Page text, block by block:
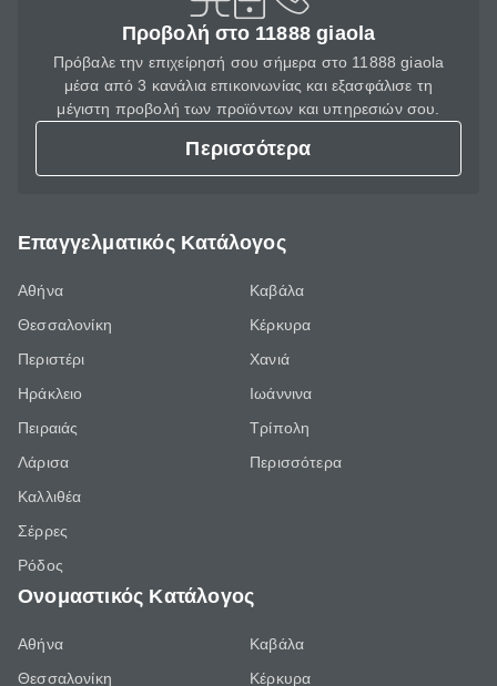
Προβολή στο 11888 giaola
Πρόβαλε την επιχείρησή σου σήμερα στο 11888 giaola
μέσα από 3 κανάλια επικοινωνίας και εξασφάλισε τη
μέγιστη προβολή των προϊόντων και υπηρεσιών σου.
Περισσότερα
Επαγγελματικός Κατάλογος
Αθήνα
Θεσσαλονίκη
Περιστέρι
Ηράκλειο
Πειραιάς
Λάρισα
Καλλιθέα
Σέρρες
Ρόδος
Καβάλα
Κέρκυρα
Χανιά
Ιωάννινα
Τρίπολη
Περισσότερα
Ονομαστικός Κατάλογος
Αθήνα
Θεσσαλονίκη
Καβάλα
Κέρκυρα